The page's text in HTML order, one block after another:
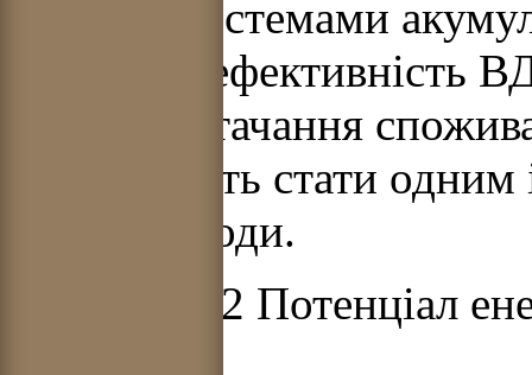
також із системами
підвищує ефективність
енергопостачання
ВДЕ можуть стати одним
водню із води.
Таблиця 3.2 Потенціал